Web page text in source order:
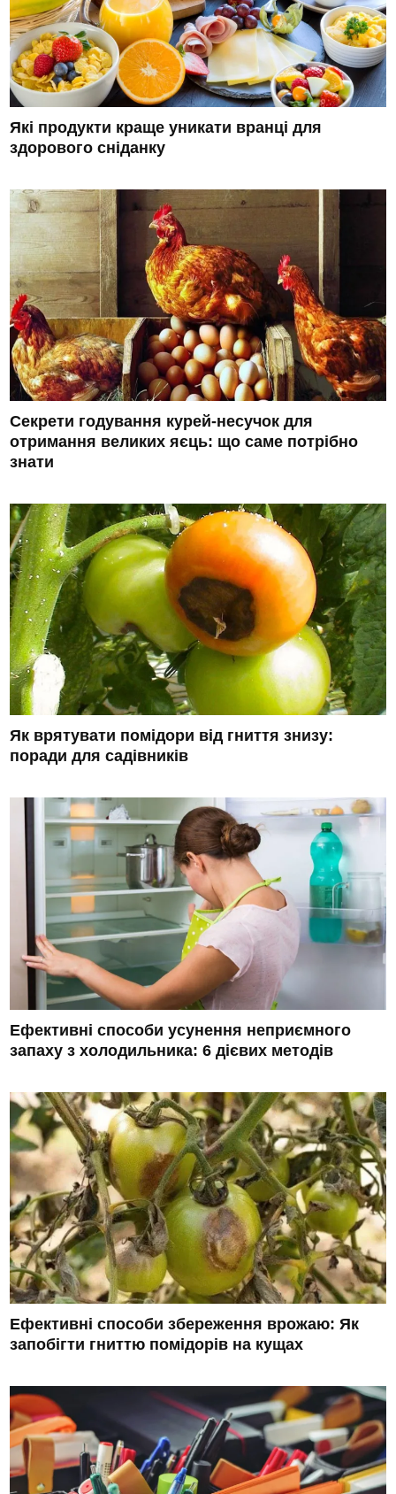
Які продукти краще уникати вранці для
здорового сніданку
Секрети годування курей-несучок для
отримання великих яєць: що саме потрібно
знати
Як врятувати помідори від гниття знизу:
поради для садівників
Ефективні способи усунення неприємного
запаху з холодильника: 6 дієвих методів
Ефективні способи збереження врожаю: Як
запобігти гниттю помідорів на кущах